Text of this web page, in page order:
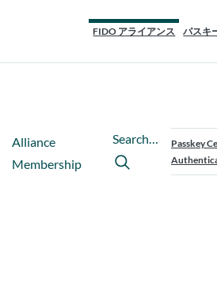
FIDO アライアンス パスキ
Alliance
Membership
Search…
Passkey